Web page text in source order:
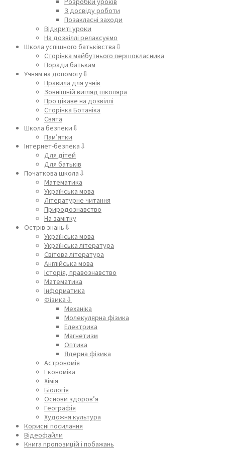
З досвіду роботи
Позакласні заходи
Відкриті уроки
На дозвіллі релаксуємо
Школа успішного батьківства⇩
Сторінка майбутнього першокласника
Поради батькам
Учням на допомогу⇩
Правила для учнів
Зовнішній вигляд школяра
Про цікаве на дозвіллі
Сторінка Ботаніка
Свята
Школа безпеки⇩
Пам’ятки
Інтернет-безпека⇩
Для дітей
Для батьків
Початкова школа⇩
Математика
Українська мова
Літературне читання
Природознавство
На замітку
Острів знань⇩
Українська мова
Українська література
Світова література
Англійська мова
Історія, правознавство
Математика
Інформатика
Фізика⇩
Механіка
Молекулярна фізика
Електрика
Магнетизм
Оптика
Ядерна фізика
Астрономія
Економіка
Хімія
Біологія
Основи здоров’я
Географія
Художня культура
Корисні посилання
Відеофайли
Книга пропозицій і побажань